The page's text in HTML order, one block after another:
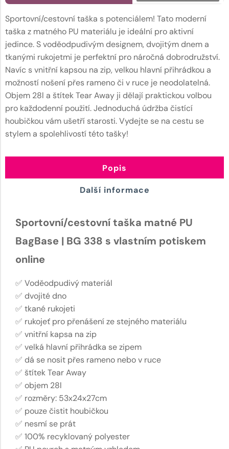
Sportovní/cestovní taška s potenciálem! Tato moderní
taška z matného PU materiálu je ideální pro aktivní
jedince. S voděodpudivým designem, dvojitým dnem a
tkanými rukojetmi je perfektní pro náročná dobrodružství.
Navíc s vnitřní kapsou na zip, velkou hlavní přihrádkou a
možností nošení přes rameno či v ruce je neodolatelná.
Objem 28l a štítek Tear Away ji dělají praktickou volbou
pro každodenní použití. Jednoduchá údržba čistící
houbičkou vám ušetří starosti. Vydejte se na cestu se
stylem a spolehlivostí této tašky!
Popis
Další informace
Sportovní/cestovní taška matné PU
BagBase | BG 338 s vlastním potiskem
online
✅ Voděodpudivý materiál
✅ dvojité dno
✅ tkané rukojeti
✅ rukojeť pro přenášení ze stejného materiálu
✅ vnitřní kapsa na zip
✅ velká hlavní přihrádka se zipem
✅ dá se nosit přes rameno nebo v ruce
✅ štítek Tear Away
✅ objem 28l
✅ rozměry: 53x24x27cm
✅ pouze čistit houbičkou
✅ nesmí se prát
✅ 100% recyklovaný polyester